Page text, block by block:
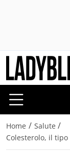
Home / Salute /
Colesterolo, il